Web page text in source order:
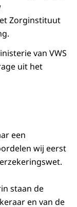
Zorginstituut
van VWS
uit het
een
wij eerst
staan de
en van de